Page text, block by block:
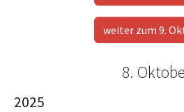
weiter zum 9.
8.
2025